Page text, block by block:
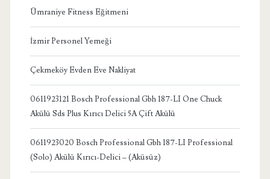
Ümraniye Fitness Eğitmeni
İzmir Personel Yemeği
Çekmeköy Evden Eve Nakliyat
0611923121 Bosch Professional Gbh 187-LI One Chuck
Akülü Sds Plus Kırıcı Delici 5A Çift Akülü
0611923020 Bosch Professional Gbh 187-LI Professional
(Solo) Akülü Kırıcı-Delici – (Aküsüz)